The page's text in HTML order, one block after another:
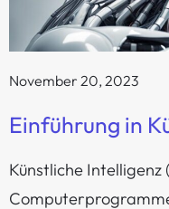
November 20, 2023
Einführung in
Künstliche Intelligenz